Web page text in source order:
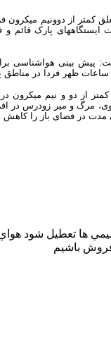
کمتر از دوونیم
پارک قائم و
پیش بینی هواشناسی
ظهر فردا در مناطق
کمتر از دو و نیم
مرگ و میر زودرس در
مدت در فضای باز را کاهش
ها تعطيل شود
باشيم